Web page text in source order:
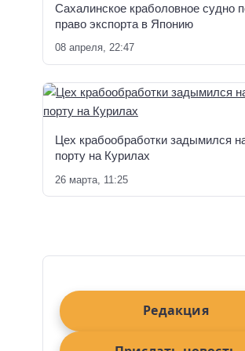
Сахалинское краболовное судно
право экспорта в Японию
08 апреля, 22:47
Цех крабообработки задымился
порту на Курилах
26 марта, 11:25
Редакция